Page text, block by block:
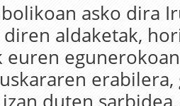
asko dira
aldaketak,